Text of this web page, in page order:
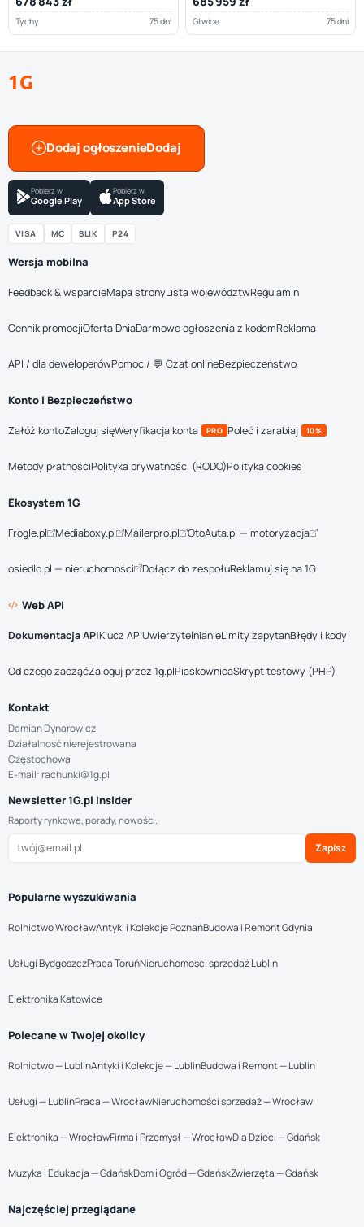
Tychy 75 dni Gliwice 75 dni
1G
Dodaj ogłoszenie
Pobierz w
Google Play
Pobierz w
App Store
VISA MC BLIK P24
Wersja mobilna
Feedback & wsparcieMapa stronyLista województwRegulamin
Cennik promocjiOferta DniaDarmowe ogłoszenia z kodemReklama
API / dla deweloperówPomoc / 💬 Czat onlineBezpieczeństwo
Konto i Bezpieczeństwo
Załóż kontoZaloguj sięWeryfikacja konta PRO Poleć i zarabiaj 10%
Metody płatnościPolityka prywatności (RODO)Polityka cookies
Ekosystem 1G
Frogle.pl Mediaboxy.pl Mailerpro.pl OtoAuta.pl — motoryzacja
osiedlo.pl — nieruchomości Dołącz do zespołuReklamuj się na 1G
Web API
Dokumentacja APIKlucz APIUwierzytelnianieLimity zapytańBłędy i kody
Od czego zacząćZaloguj przez 1g.plPiaskownicaSkrypt testowy (PHP)
Kontakt
Damian Dynarowicz
Działalność nierejestrowana
Częstochowa
E-mail: rachunki@1g.pl
Newsletter 1G.pl Insider
Raporty rynkowe, porady, nowości.
Zapisz
Popularne wyszukiwania
Rolnictwo WrocławAntyki i Kolekcje PoznańBudowa i Remont Gdynia
Usługi BydgoszczPraca ToruńNieruchomości sprzedaż Lublin
Elektronika Katowice
Polecane w Twojej okolicy
Rolnictwo — LublinAntyki i Kolekcje — LublinBudowa i Remont — Lublin
Usługi — LublinPraca — WrocławNieruchomości sprzedaż — Wrocław
Elektronika — WrocławFirma i Przemysł — WrocławDla Dzieci — Gdańsk
Muzyka i Edukacja — GdańskDom i Ogród — GdańskZwierzęta — Gdańsk
Najczęściej przeglądane